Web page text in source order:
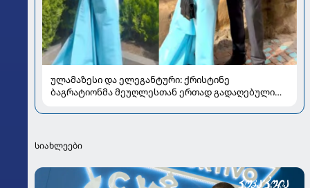
ულამაზესი და ელეგანტური: ქრისტინე
ბაგრატიონმა მეუღლესთან ერთად გადაღებული
სიახლეები